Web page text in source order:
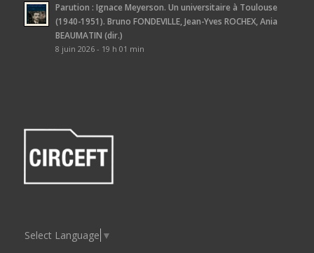
Parution : Ignace Meyerson. Un universitaire à Toulouse
(1940-1951). Bruno FONDEVILLE, Jean-Yves ROCHEX, Ania
BEAUMATIN (dir.)
8 juin 2026 - 19 h 01 min
Select Language ▼